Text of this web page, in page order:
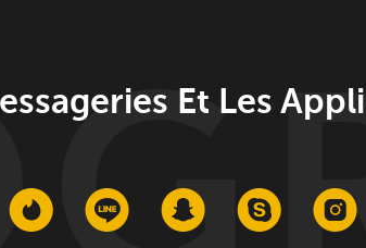
Et Les